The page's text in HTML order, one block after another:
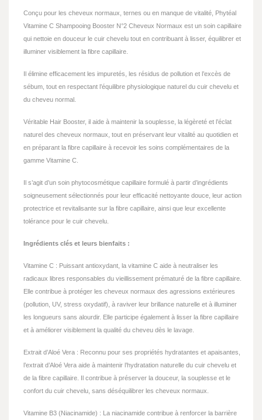
Conçu pour les cheveux normaux, ternes ou en manque de vitalité, Phytéal
Vitamine C Shampooing Booster N°2 Cheveux Normaux est un soin capillaire
qui nettoie en douceur le cuir chevelu tout en contribuant à lisser, équilibrer et
illuminer visiblement la fibre capillaire.
Il élimine efficacement les impuretés, les résidus de pollution et l’excès de
sébum, tout en respectant l’équilibre physiologique naturel du cuir chevelu et
du cheveu normal.
Véritable Hair Booster, il aide à maintenir la souplesse, la légèreté et l’éclat
naturel des cheveux normaux, tout en préservant leur vitalité au quotidien et
en préparant la fibre capillaire à recevoir les soins complémentaires de la
gamme Vitamine C.
Il s’agit d’un soin phytocosmétique capillaire formulé à partir d’ingrédients
soigneusement sélectionnés pour leur efficacité nettoyante douce, leur action
protectrice et revitalisante sur la fibre capillaire, ainsi que leur excellente
tolérance pour le cuir chevelu.
Ingrédients clés et leurs bienfaits :
Vitamine C : Puissant antioxydant, la vitamine C aide à neutraliser les
radicaux libres responsables du vieillissement prématuré de la fibre capillaire.
Elle contribue à protéger les cheveux normaux des agressions extérieures
(pollution, UV, stress oxydatif), à raviver leur brillance naturelle et à illuminer
les longueurs sans alourdir. Elle participe également à lisser la fibre capillaire
et à améliorer visiblement la qualité du cheveu dès le lavage.
Extrait d’Aloé Vera : Reconnu pour ses propriétés hydratantes et apaisantes,
l’extrait d’Aloé Vera aide à maintenir l’hydratation naturelle du cuir chevelu et
de la fibre capillaire. Il contribue à préserver la douceur, la souplesse et le
confort du cuir chevelu, sans déséquilibrer les cheveux normaux.
Vitamine B3 (Niacinamide) : La niacinamide contribue à renforcer la barrière